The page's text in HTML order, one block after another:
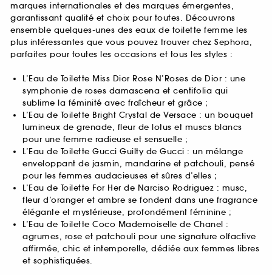
marques internationales et des marques émergentes,
garantissant qualité et choix pour toutes. Découvrons
ensemble quelques-unes des eaux de toilette femme les
plus intéressantes que vous pouvez trouver chez Sephora,
parfaites pour toutes les occasions et tous les styles :
L’Eau de Toilette Miss Dior Rose N’Roses de Dior : une
symphonie de roses damascena et centifolia qui
sublime la féminité avec fraîcheur et grâce ;
L’Eau de Toilette Bright Crystal de Versace : un bouquet
lumineux de grenade, fleur de lotus et muscs blancs
pour une femme radieuse et sensuelle ;
L’Eau de Toilette Gucci Guilty de Gucci : un mélange
enveloppant de jasmin, mandarine et patchouli, pensé
pour les femmes audacieuses et sûres d’elles ;
L’Eau de Toilette For Her de Narciso Rodriguez : musc,
fleur d’oranger et ambre se fondent dans une fragrance
élégante et mystérieuse, profondément féminine ;
L’Eau de Toilette Coco Mademoiselle de Chanel :
agrumes, rose et patchouli pour une signature olfactive
affirmée, chic et intemporelle, dédiée aux femmes libres
et sophistiquées.